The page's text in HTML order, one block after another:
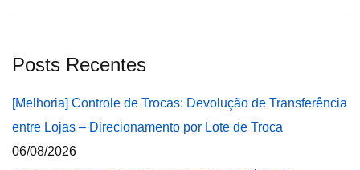
Posts Recentes
[Melhoria] Controle de Trocas: Devolução de Transferência
entre Lojas – Direcionamento por Lote de Troca
06/08/2026